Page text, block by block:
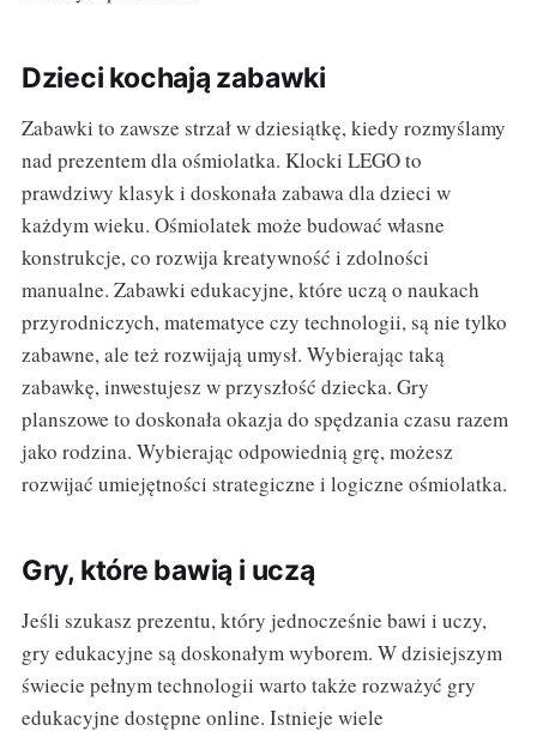
Dzieci kochają zabawki
Zabawki to zawsze strzał w dziesiątkę, kiedy rozmyślamy
nad prezentem dla ośmiolatka. Klocki LEGO to
prawdziwy klasyk i doskonała zabawa dla dzieci w
każdym wieku. Ośmiolatek może budować własne
konstrukcje, co rozwija kreatywność i zdolności
manualne. Zabawki edukacyjne, które uczą o naukach
przyrodniczych, matematyce czy technologii, są nie tylko
zabawne, ale też rozwijają umysł. Wybierając taką
zabawkę, inwestujesz w przyszłość dziecka. Gry
planszowe to doskonała okazja do spędzania czasu razem
jako rodzina. Wybierając odpowiednią grę, możesz
rozwijać umiejętności strategiczne i logiczne ośmiolatka.
Gry, które bawią i uczą
Jeśli szukasz prezentu, który jednocześnie bawi i uczy,
gry edukacyjne są doskonałym wyborem. W dzisiejszym
świecie pełnym technologii warto także rozważyć gry
edukacyjne dostępne online. Istnieje wiele